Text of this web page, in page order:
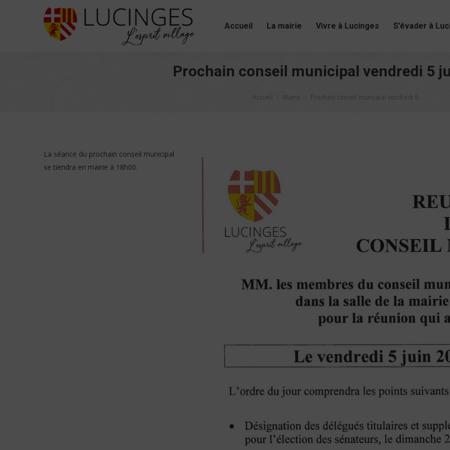
Accueil La mairie Vivre à Lucinges S’évader à
Prochain conseil municipal vendredi 5
Accueil Mairie Prochain conseil municipal vendredi 5…
La séance du prochain conseil municipal
se tiendra en mairie à 18h00.